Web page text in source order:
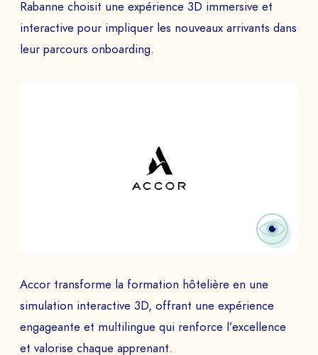
Rabanne choisit une expérience 3D immersive et
interactive pour impliquer les nouveaux arrivants dans
leur parcours onboarding.
Accor transforme la formation hôtelière en une
simulation interactive 3D, offrant une expérience
engageante et multilingue qui renforce l’excellence
et valorise chaque apprenant.